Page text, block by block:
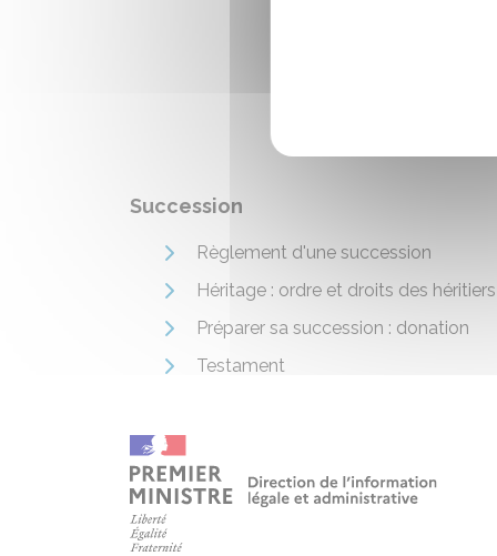
Succession
Règlement d'une succession
Héritage : ordre et droits des héritiers
Préparer sa succession : donation
Testament